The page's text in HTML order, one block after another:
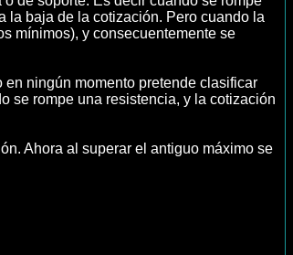
la baja de la cotización. Pero cuando la
mínimos), y consecuentemente se
ningún momento pretende clasificar
se rompe una resistencia, y la cotización
Ahora al superar el antiguo máximo se